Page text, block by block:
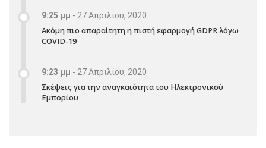
9:25 μμ - 27 Απριλίου, 2020
Ακόμη πιο απαραίτητη η πιστή εφαρμογή GDPR λόγω
COVID-19
9:23 μμ - 27 Απριλίου, 2020
Σκέψεις για την αναγκαιότητα του Ηλεκτρονικού
Εμπορίου